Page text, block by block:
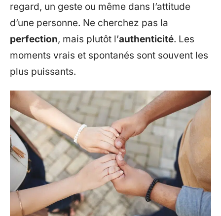
regard, un geste ou même dans l’attitude
d’une personne. Ne cherchez pas la
perfection, mais plutôt l’authenticité. Les
moments vrais et spontanés sont souvent les
plus puissants.